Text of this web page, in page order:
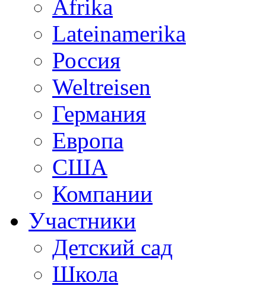
Afrika
Lateinamerika
Россия
Weltreisen
Германия
Европа
США
Компании
Участники
Детский сад
Школа